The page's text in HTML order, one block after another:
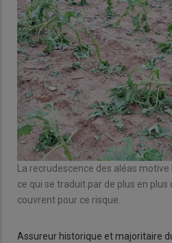
La recrudescence des aléas motive
ce qui se traduit par de plus en plus
couvrent pour ce risque.
Assureur historique et majoritaire